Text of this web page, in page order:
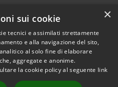
Copyright © 2026 • Comune di
San Teodoro • Powered by
×
sui cookie
tecnici e assimilati strettamente
e alla navigazione del sito,
al solo fine di elaborare
aggregate e anonime.
la cookie policy al seguente link